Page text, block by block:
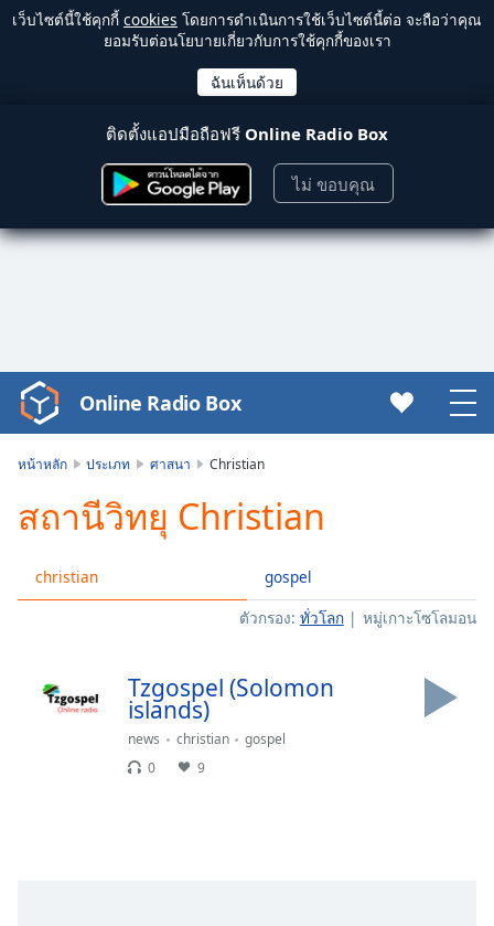
เว็บไซต์นี้ใช้คุกกี้ cookies โดยการดำเนินการใช้เว็บไซต์นี้ต่อ จะถือว่าคุณ
ยอมรับต่อนโยบายเกี่ยวกับการใช้คุกกี้ของเรา
ติดตั้งแอปมือถือฟรี Online Radio Box
ไม่ ขอบคุณ
Video
Player
Play
Video
Skip
Current
0:00
Online Radio Box
หน้าหลัก ประเภท ศาสนา Christian
สถานีวิทยุ Christian
christian
gospel
ตัวกรอง: ทั่วโลก หมู่เกาะโซโลมอน
Tzgospel (Solomon
islands)
news christian
gospel
0
9